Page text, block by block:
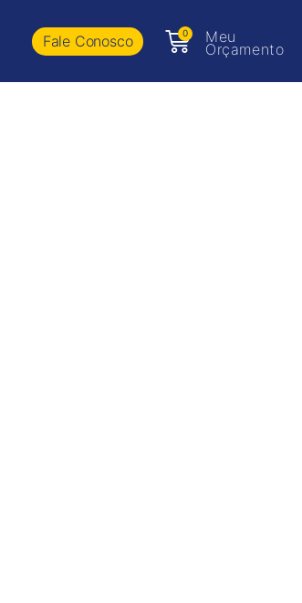
Fale Conosco 0 Meu
Orçamento